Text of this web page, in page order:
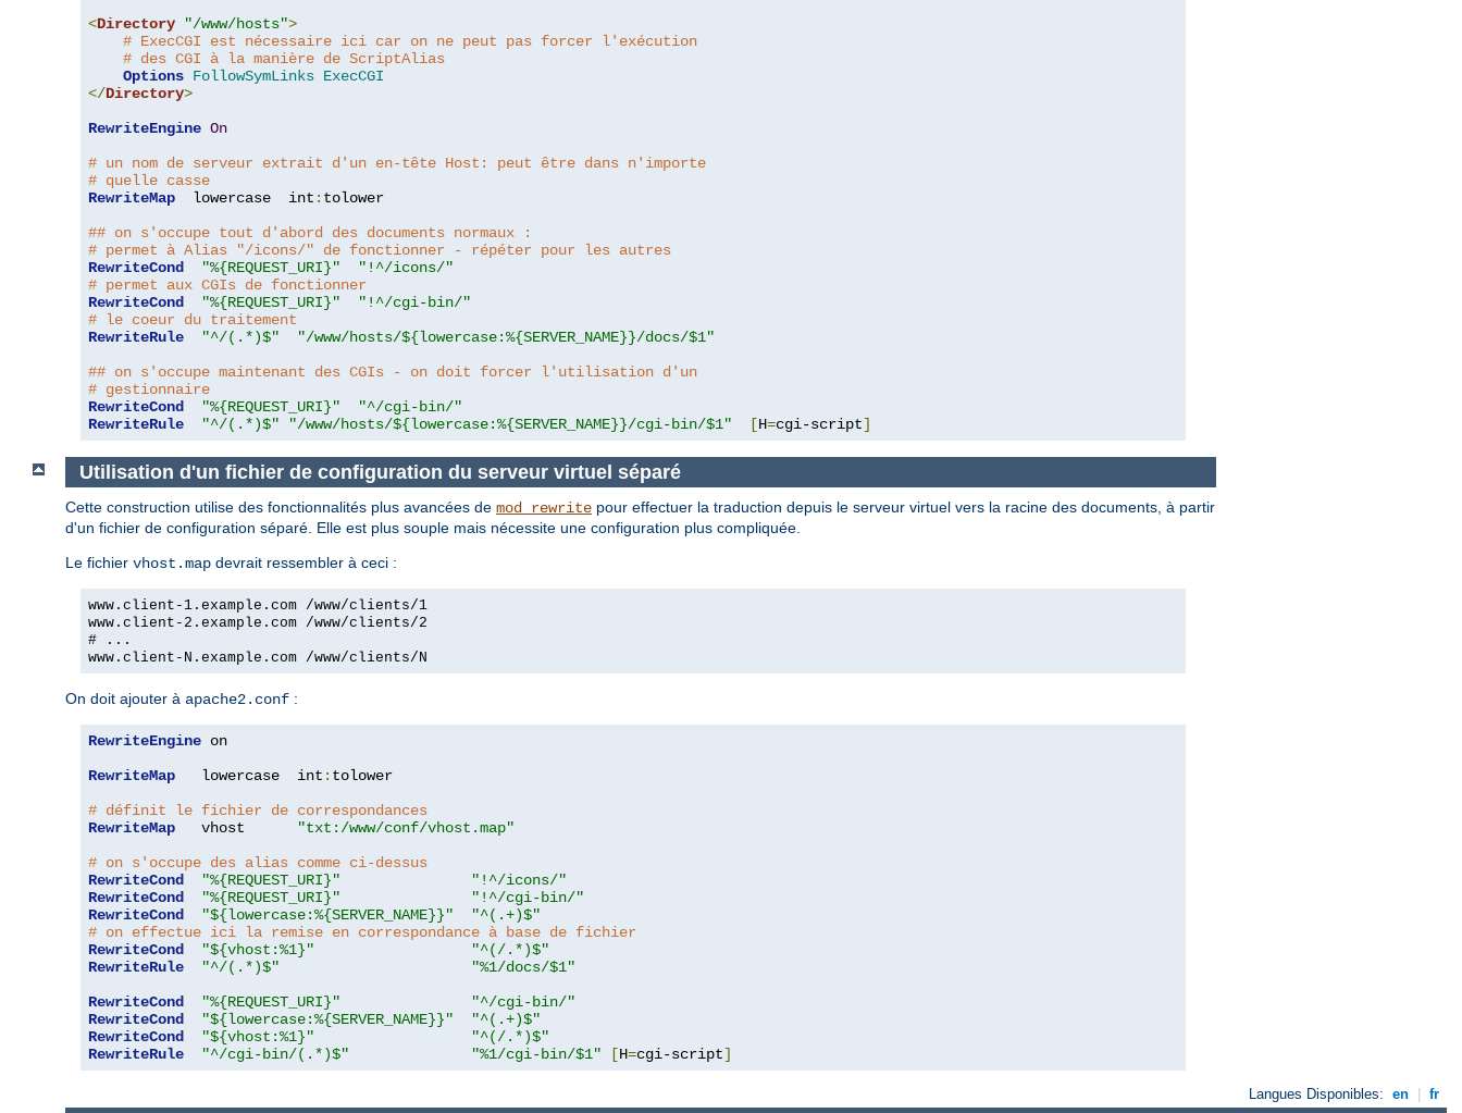
<Directory "/www/hosts">
# ExecCGI est nécessaire ici car on ne peut pas forcer l'exécution
# des CGI à la manière de ScriptAlias
Options FollowSymLinks ExecCGI
</Directory>
RewriteEngine On
# un nom de serveur extrait d'un en-tête Host: peut être dans n'importe
# quelle casse
RewriteMap
  lowercase  int
: tolower
## on s'occupe tout d'abord des documents normaux :
# permet à Alias "/icons/" de fonctionner - répéter pour les autres
RewriteCond
"%{REQUEST_URI}"
"!^/icons/"
# permet aux CGIs de fonctionner
RewriteCond
"%{REQUEST_URI}"
"!^/cgi-bin/"
# le coeur du traitement
RewriteRule
"^/(.*)$"
"/www/hosts/${lowercase:%{SERVER_NAME}}/docs/$1"
## on s'occupe maintenant des CGIs - on doit forcer l'utilisation d'un
# gestionnaire
RewriteCond
"%{REQUEST_URI}"
"^/cgi-bin/"
RewriteRule
"^/(.*)$" "/www/hosts/${lowercase:%{SERVER_NAME}}/cgi-bin/$1" [H=cgi-script]
Utilisation d'un fichier de configuration du serveur virtuel séparé
Cette construction utilise des fonctionnalités plus avancées de mod_rewrite pour effectuer la traduction depuis le serveur virtuel vers la racine des documents, à partir
d'un fichier de configuration séparé. Elle est plus souple mais nécessite une configuration plus compliquée.
Le fichier vhost.map devrait ressembler à ceci :
www.client-1.example.com /www/clients/1
www.client-2.example.com /www/clients/2
# ...
www.client-N.example.com /www/clients/N
On doit ajouter à apache2.conf :
RewriteEngine on
RewriteMap
   lowercase  int
: tolower
# définit le fichier de correspondances
RewriteMap
   vhost
"txt:/www/conf/vhost.map"
# on s'occupe des alias comme ci-dessus
RewriteCond
"%{REQUEST_URI}"
"!^/icons/"
RewriteCond
"%{REQUEST_URI}"
"!^/cgi-bin/"
RewriteCond
"${lowercase:%{SERVER_NAME}}"
"^(.+)$"
# on effectue ici la remise en correspondance à base de fichier
RewriteCond
"${vhost:%1}"
"^(/.*)$"
RewriteRule
"^/(.*)$"
"%1/docs/$1"
RewriteCond
"%{REQUEST_URI}"
"^/cgi-bin/"
RewriteCond
"${lowercase:%{SERVER_NAME}}"
"^(.+)$"
RewriteCond
"${vhost:%1}"
"^(/.*)$"
RewriteRule
"^/cgi-bin/(.*)$" "%1/cgi-bin/$1" [H=cgi-script]
Langues Disponibles: en fr